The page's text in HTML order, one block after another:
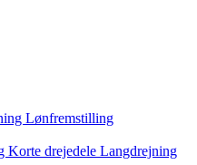
Lønfremstilling
Korte drejedele Langdrejning